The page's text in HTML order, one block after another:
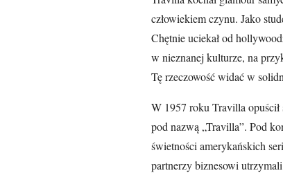
człowiekiem czynu. Jako
Chętnie uciekał od
w nieznanej kulturze, na
Tę rzeczowość widać w
W 1957 roku Travilla
pod nazwą „Travilla”. Pod
świetności amerykańskich
partnerzy biznesowi